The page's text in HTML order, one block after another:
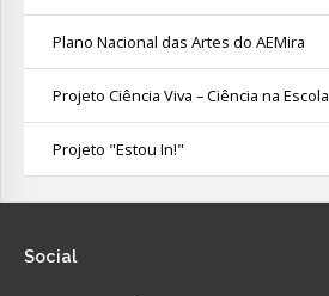
Plano Nacional das Artes do AEMira
Projeto Ciência Viva – Ciência na Escola
Projeto "Estou In!"
Social